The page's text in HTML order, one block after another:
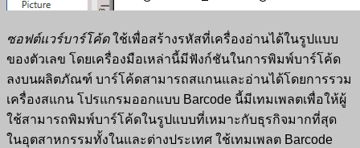
ซอฟต์แวร์บาร์โค้ดใช้เพื่อสร้างรหัสที่เครื่องอ่านได้ในรูปแบบ
ของตัวเลข โดยเครื่องมือเหล่านี้มีฟังก์ชันในการพิมพ์บาร์โค้ด
ลงบนผลิตภัณฑ์ บาร์โค้ดสามารถสแกนและอ่านได้โดยการรวม
เครื่องสแกน โปรแกรมออกแบบ Barcode นี้มีเทมเพลตเพื่อให้ผู้
ใช้สามารถพิมพ์บาร์โค้ดในรูปแบบที่เหมาะกับธุรกิจมากที่สุด
ในอุตสาหกรรมทั้งในและต่างประเทศ ใช้เทมเพลต Barcode